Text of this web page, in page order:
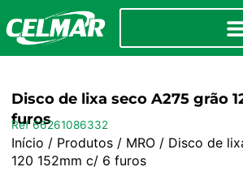
Disco de lixa seco A275 grão
furos
Ref 66261086332
Início / Produtos/ MRO/ Disco de
120 152mm c/ 6 furos